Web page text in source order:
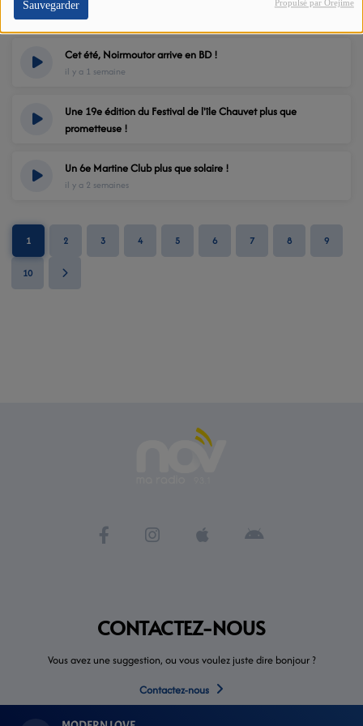
Sauvegarder Propulsé par Orejime
il y a 1 semaine
Cet été, Noirmoutor arrive en BD !
il y a 1 semaine
Une 19e édition du Festival de l'île Chauvet plus que
prometteuse !
Un 6e Martine Club plus que solaire !
il y a 2 semaines
1 2 3 4 5 6 7 8 9
10
CONTACTEZ-NOUS
Vous avez une suggestion, ou vous voulez juste dire bonjour ?
Contactez-nous